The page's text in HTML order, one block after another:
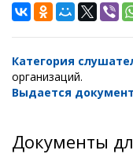
Категория
организаций.
Выдается
Документы